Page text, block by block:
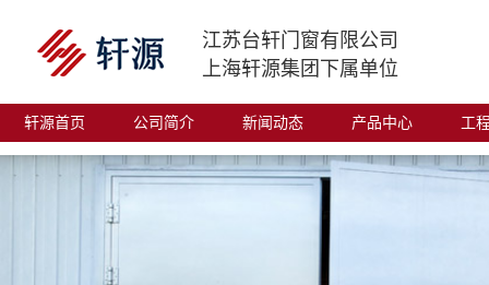
江苏台轩门窗有限公司
上海轩源集团下属单位
轩源首页 公司简介 新闻动态 产品中心 工